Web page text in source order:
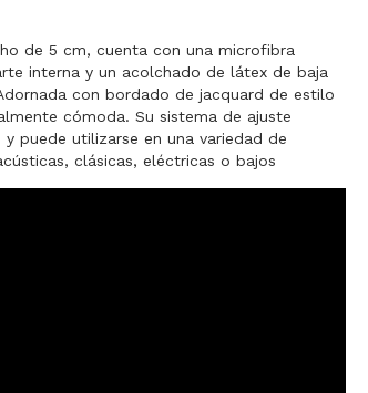
de 5 cm, cuenta con una microfibra
interna y un acolchado de látex de baja
con bordado de jacquard de estilo
cómoda. Su sistema de ajuste
puede utilizarse en una variedad de
clásicas, eléctricas o bajos